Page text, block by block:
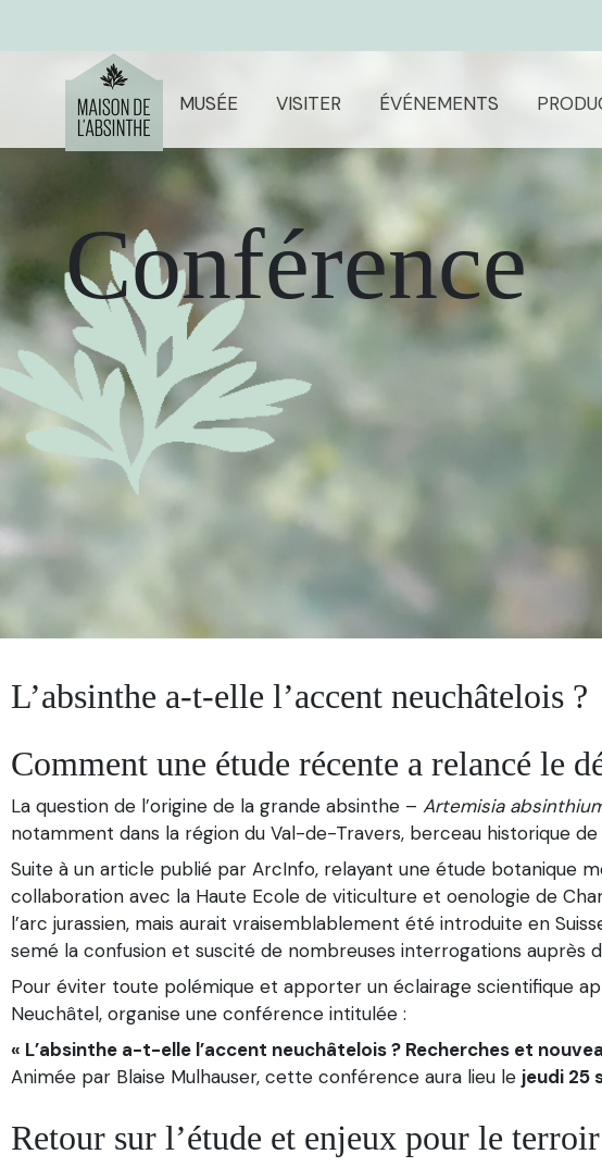
MUSÉE VISITER ÉVÉNEMENTS
Conférence
L’absinthe a-t-elle l’accent neuchâtelois ?
Comment une étude récente a relancé le
La question de l’origine de la grande absinthe – Artemisia
notamment dans la région du Val-de-Travers, berceau historique
Suite à un article publié par ArcInfo, relayant une étude botanique
collaboration avec la Haute Ecole de viticulture et oenologie de
l’arc jurassien, mais aurait vraisemblablement été introduite en
semé la confusion et suscité de nombreuses interrogations auprès
Pour éviter toute polémique et apporter un éclairage scientifique
Neuchâtel, organise une conférence intitulée :
« L’absinthe a-t-elle l’accent neuchâtelois ? Recherches et
Animée par Blaise Mulhauser, cette conférence aura lieu le jeudi 25
Retour sur l’étude et enjeux pour le terroir